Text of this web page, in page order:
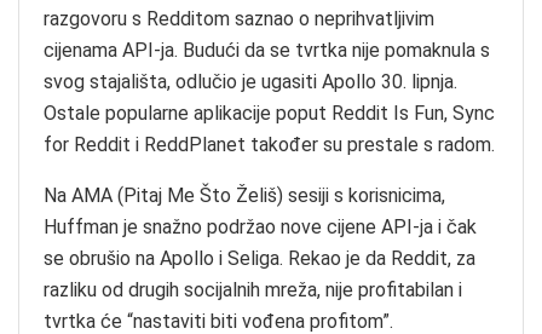
razgovoru s Redditom saznao o neprihvatljivim
cijenama API-ja. Budući da se tvrtka nije pomaknula s
svog stajališta, odlučio je ugasiti Apollo 30. lipnja.
Ostale popularne aplikacije poput Reddit Is Fun, Sync
for Reddit i ReddPlanet također su prestale s radom.
Na AMA (Pitaj Me Što Želiš) sesiji s korisnicima,
Huffman je snažno podržao nove cijene API-ja i čak
se obrušio na Apollo i Seliga. Rekao je da Reddit, za
razliku od drugih socijalnih mreža, nije profitabilan i
tvrtka će “nastaviti biti vođena profitom”.